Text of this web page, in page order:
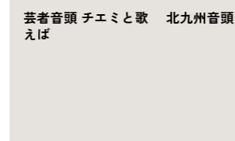
芸者音頭 チエミと歌
えば
北九州音頭